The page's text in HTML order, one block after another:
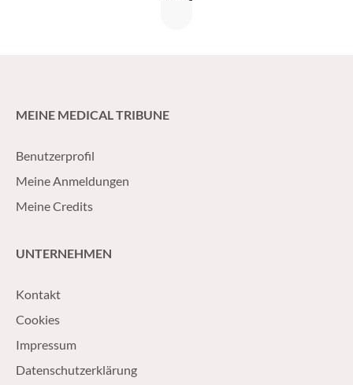
MEINE MEDICAL TRIBUNE
Benutzerprofil
Meine Anmeldungen
Meine Credits
UNTERNEHMEN
Kontakt
Cookies
Impressum
Datenschutzerklärung